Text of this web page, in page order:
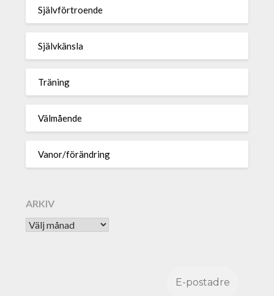
Självförtroende
Självkänsla
Träning
Välmående
Vanor/förändring
ARKIV
Arkiv